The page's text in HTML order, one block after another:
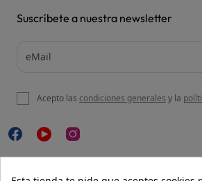
Suscríbete a nuestra newsletter
Acepto las condiciones generales y la